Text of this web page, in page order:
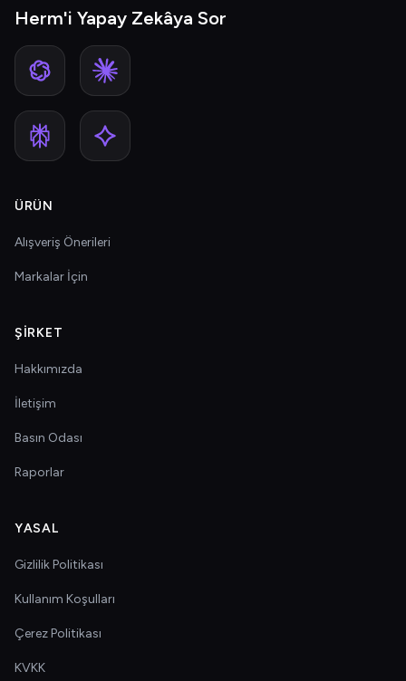
Herm'i Yapay Zekâya Sor
ÜRÜN
Alışveriş Önerileri
Markalar İçin
ŞIRKET
Hakkımızda
İletişim
Basın Odası
Raporlar
YASAL
Gizlilik Politikası
Kullanım Koşulları
Çerez Politikası
KVKK